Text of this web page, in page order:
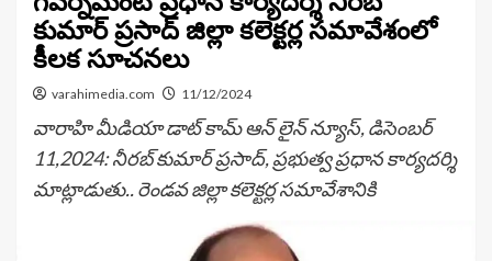
కుమార్ ప్రసాద్ జిల్లా కలెక్టర్ల సమావేశంలో
కీలక సూచనలు
varahimedia.com 11/12/2024
వారాహి మీడియా డాట్ కామ్ ఆన్ లైన్ న్యూస్, డిసెంబర్
11,2024: నీరబ్ కుమార్ ప్రసాద్, ప్రభుత్వ ప్రధాన కార్యదర్శి
మాట్లాడుతు.. రెండవ జిల్లా కలెక్టర్ల సమావేశానికి